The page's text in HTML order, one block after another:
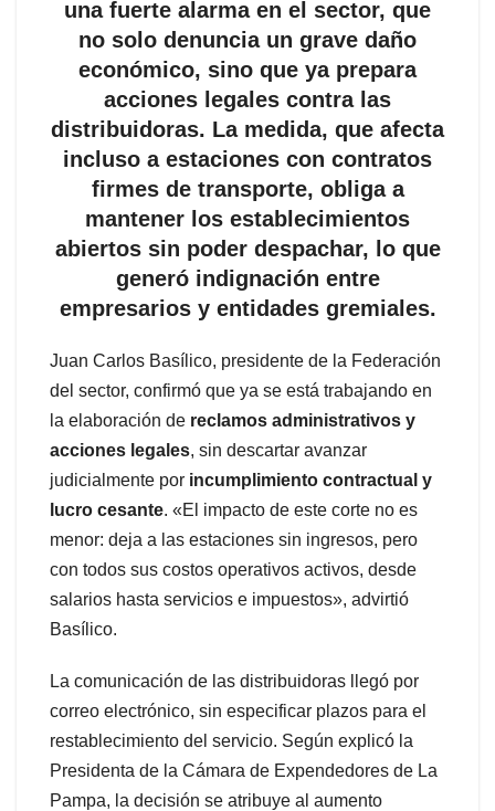
una fuerte alarma en el sector, que
no solo denuncia un grave daño
económico, sino que ya prepara
acciones legales contra las
distribuidoras. La medida, que afecta
incluso a estaciones con contratos
firmes de transporte, obliga a
mantener los establecimientos
abiertos sin poder despachar, lo que
generó indignación entre
empresarios y entidades gremiales.
Juan Carlos Basílico, presidente de la Federación
del sector, confirmó que ya se está trabajando en
la elaboración de reclamos administrativos y
acciones legales, sin descartar avanzar
judicialmente por incumplimiento contractual y
lucro cesante. «El impacto de este corte no es
menor: deja a las estaciones sin ingresos, pero
con todos sus costos operativos activos, desde
salarios hasta servicios e impuestos», advirtió
Basílico.
La comunicación de las distribuidoras llegó por
correo electrónico, sin especificar plazos para el
restablecimiento del servicio. Según explicó la
Presidenta de la Cámara de Expendedores de La
Pampa, la decisión se atribuye al aumento